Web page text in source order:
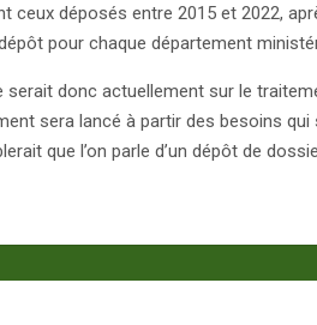
ceux déposés entre 2015 et 2022,
pour chaque département
donc actuellement sur le
sera lancé à partir des besoins
que l’on parle d’un dépôt de